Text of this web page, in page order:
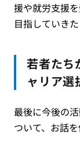
援や就労支援
目指していきた
若者たち
ャリア選
最後に今後の
ついて、お話を